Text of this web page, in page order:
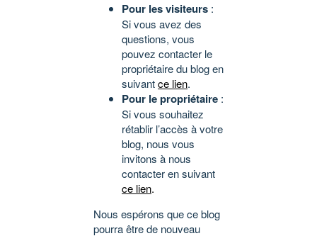
Pour les visiteurs :
Si vous avez des
questions, vous
pouvez contacter le
propriétaire du blog en
suivantce lien.
Pour le propriétaire :
Si vous souhaitez
rétablir l’accès à votre
blog, nous vous
invitons à nous
contacter en suivant
ce lien.
Nous espérons que ce blog
pourra être de nouveau